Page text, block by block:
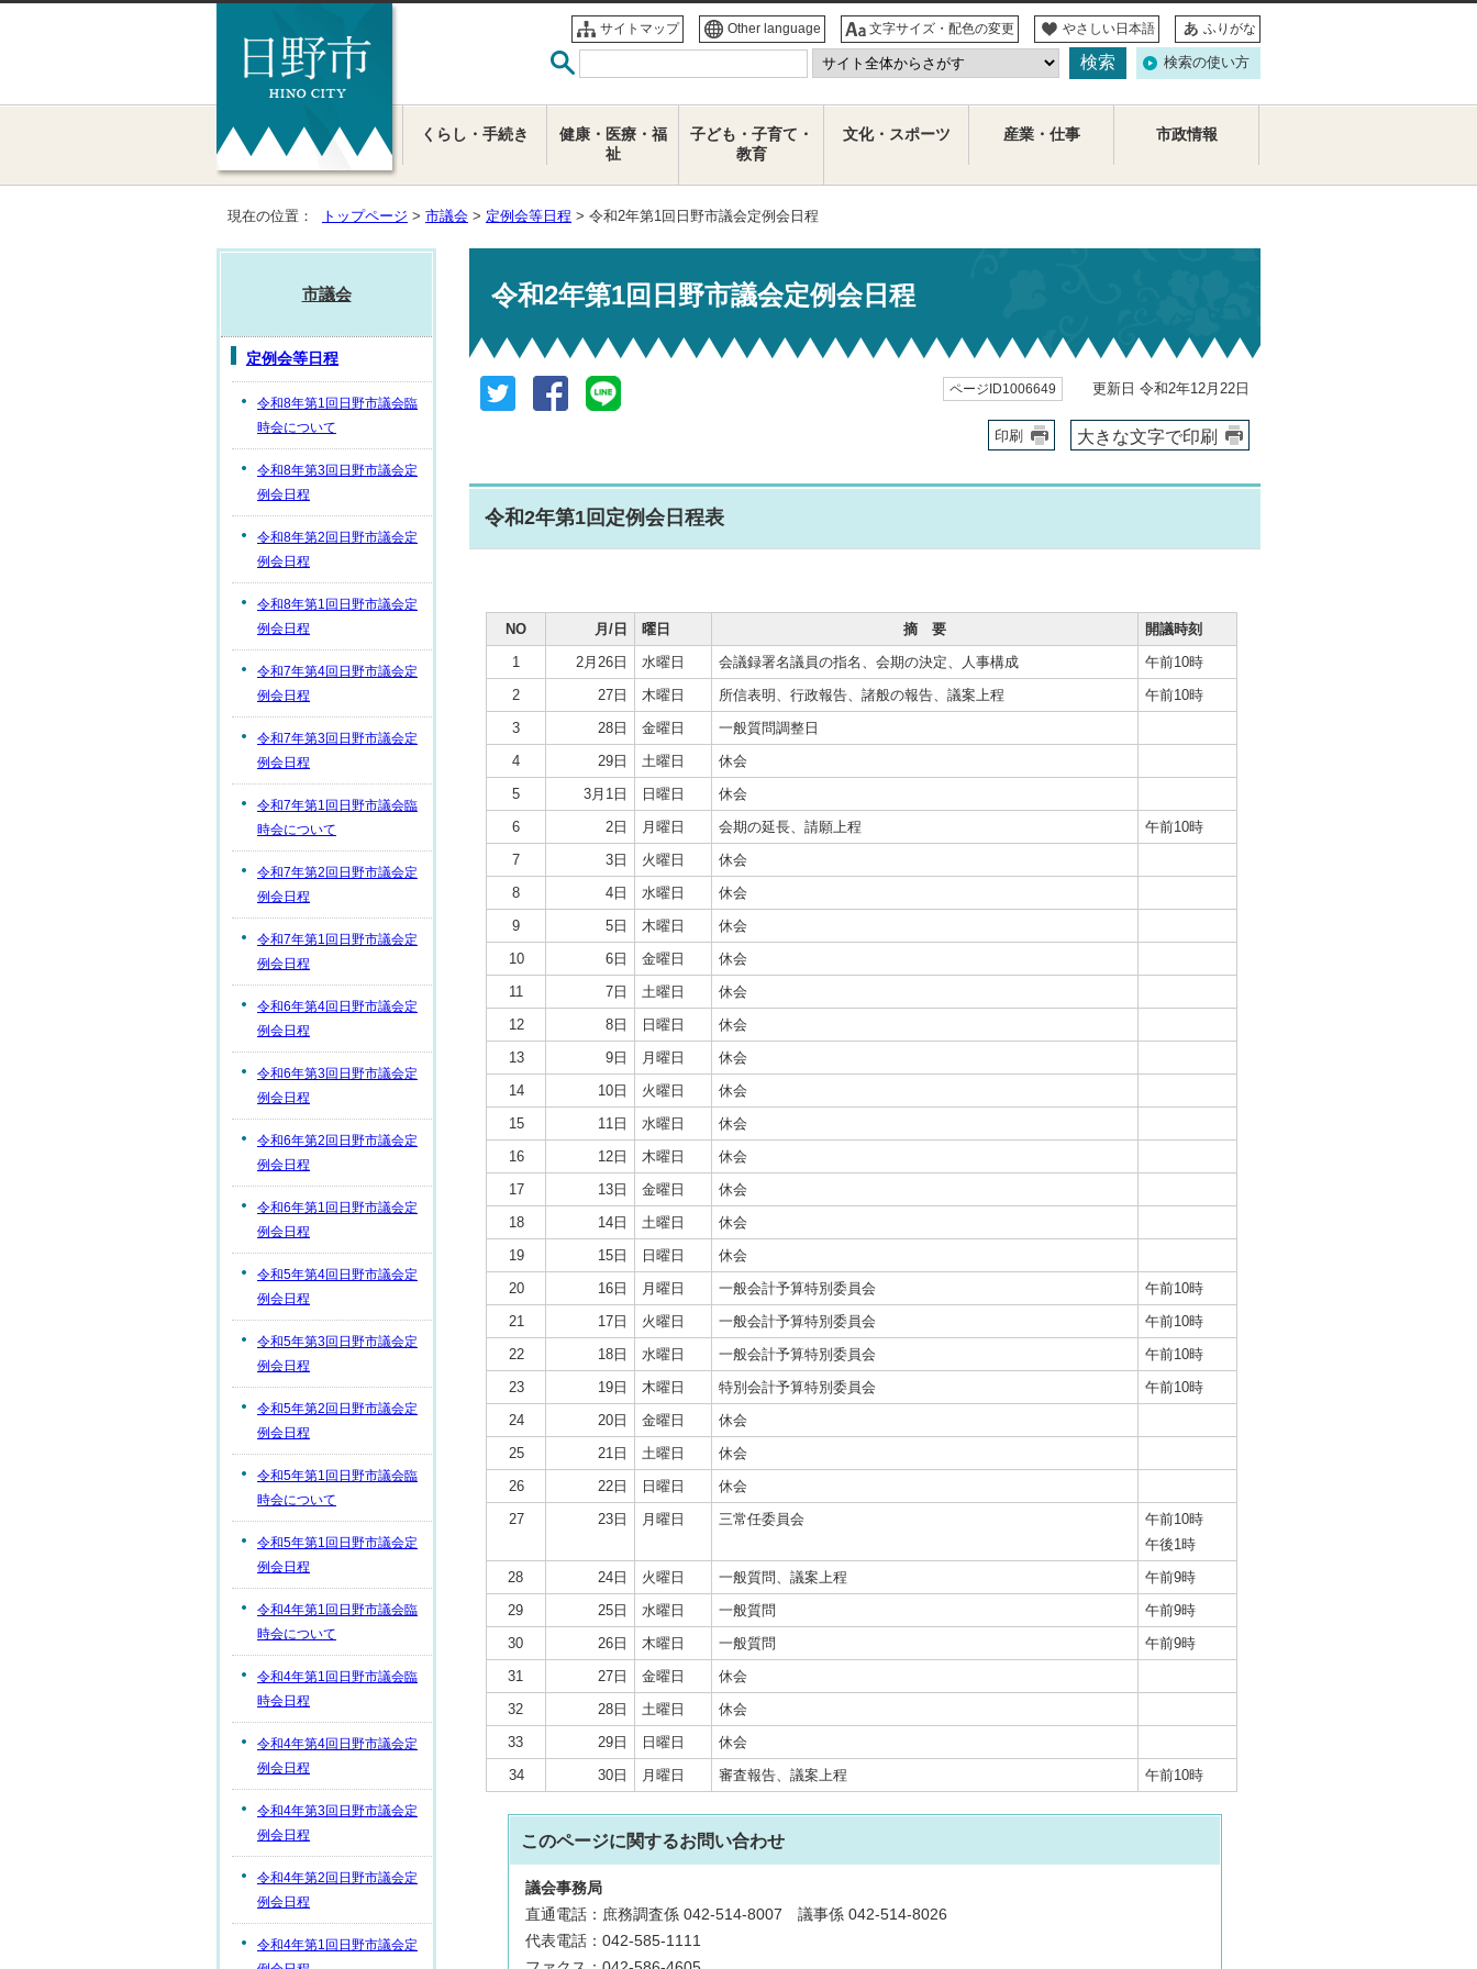
サイトマップ Other language 文字サイズ・配色の変更 やさしい日本語 ふりがな
検索の使い方
くらし・手続き
健康・医療・福
祉
子ども・子育て・
教育
文化・スポーツ 産業・仕事 市政情報
現在の位置： トップページ > 市議会 > 定例会等日程 > 令和2年第1回日野市議会定例会日程
令和2年第1回日野市議会定例会日程
ページID1006649 更新日 令和2年12月22日
印刷 大きな文字で印刷
令和2年第1回定例会日程表
NO 月/日 曜日 摘 要
開議時刻
1
2月26日 水曜日 会議録署名議員の指名、会期の決定、人事構成
午前10時
2
27日 木曜日 所信表明、行政報告、諸般の報告、議案上程
午前10時
3
28日 金曜日
一般質問調整日
4
29日 土曜日
休会
5
3月1日 日曜日
休会
6
2日 月曜日 会期の延長、請願上程
午前10時
7
3日 火曜日
休会
8
4日 水曜日
休会
9
5日 木曜日
休会
10
6日 金曜日
休会
11
7日 土曜日
休会
12
8日 日曜日
休会
13
9日 月曜日
休会
14
10日 火曜日
休会
15
11日 水曜日
休会
16
12日 木曜日
休会
17
13日 金曜日
休会
18
14日 土曜日
休会
19
15日 日曜日
休会
20
16日 月曜日 一般会計予算特別委員会
午前10時
21
17日 火曜日 一般会計予算特別委員会
午前10時
22
18日 水曜日 一般会計予算特別委員会
午前10時
23
19日 木曜日 特別会計予算特別委員会
午前10時
24
20日 金曜日
休会
25
21日 土曜日
休会
26
22日 日曜日
休会
27
23日 月曜日 三常任委員会
午前10時
午後1時
28
24日 火曜日 一般質問、議案上程
午前9時
29
25日 水曜日 一般質問
午前9時
30
26日 木曜日 一般質問
午前9時
31
27日 金曜日
休会
32
28日 土曜日
休会
33
29日 日曜日
休会
34
30日 月曜日 審査報告、議案上程 午前10時
このページに関するお問い合わせ
議会事務局
直通電話：庶務調査係 042-514-8007 議事係 042-514-8026
代表電話：042-585-1111
市議会
定例会等日程
令和8年第1回日野市議会臨
時会について
令和8年第3回日野市議会定
例会日程
令和8年第2回日野市議会定
例会日程
令和8年第1回日野市議会定
例会日程
令和7年第4回日野市議会定
例会日程
令和7年第3回日野市議会定
例会日程
令和7年第1回日野市議会臨
時会について
令和7年第2回日野市議会定
例会日程
令和7年第1回日野市議会定
例会日程
令和6年第4回日野市議会定
例会日程
令和6年第3回日野市議会定
例会日程
令和6年第2回日野市議会定
例会日程
令和6年第1回日野市議会定
例会日程
令和5年第4回日野市議会定
例会日程
令和5年第3回日野市議会定
例会日程
令和5年第2回日野市議会定
例会日程
令和5年第1回日野市議会臨
時会について
令和5年第1回日野市議会定
例会日程
令和4年第1回日野市議会臨
時会について
令和4年第1回日野市議会臨
時会日程
令和4年第4回日野市議会定
例会日程
令和4年第3回日野市議会定
例会日程
令和4年第2回日野市議会定
例会日程
令和4年第1回日野市議会定